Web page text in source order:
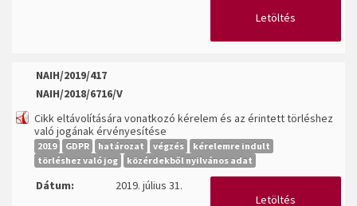
Letöltés
NAIH/2019/417
NAIH/2018/6716/V
Cikk eltávolítására vonatkozó kérelem és az érintett törléshez
való jogának érvényesítése
2019 GDPR határozat végzés
kérelemre indult
törléshez való jog
közérdekből nyilvános adat
Dátum:
2019. július 31.
Letöltés